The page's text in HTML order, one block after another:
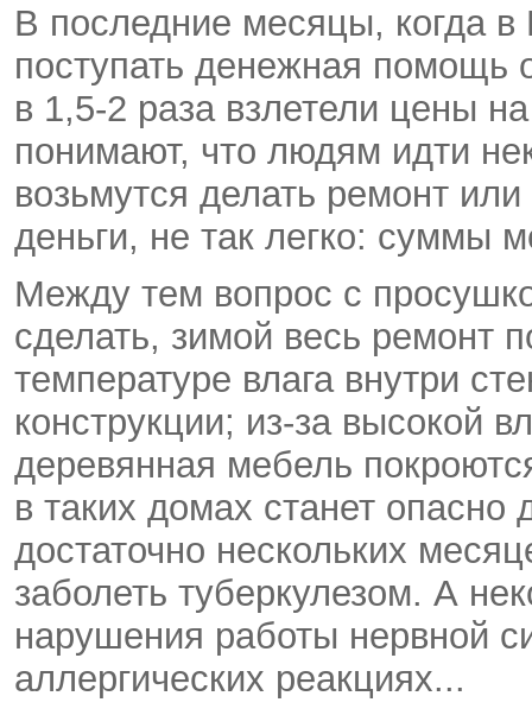
В последние месяцы, когда в
поступать денежная помощь
в 1,5-2 раза взлетели цены
понимают, что людям идти
возьмутся делать ремонт
деньги, не так легко: суммы
Между тем вопрос с
сделать, зимой весь ремонт
температуре влага внутри
конструкции; из-за высокой
деревянная мебель
в таких домах станет
достаточно нескольких
заболеть туберкулезом. А
нарушения работы нервной
аллергических реакциях...